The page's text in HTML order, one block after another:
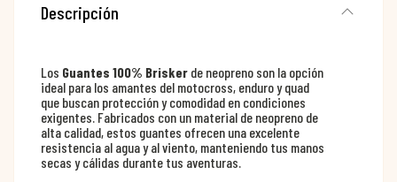
Descripción
Los Guantes 100% Brisker de neopreno son la opción
ideal para los amantes del motocross, enduro y quad
que buscan protección y comodidad en condiciones
exigentes. Fabricados con un material de neopreno de
alta calidad, estos guantes ofrecen una excelente
resistencia al agua y al viento, manteniendo tus manos
secas y cálidas durante tus aventuras.